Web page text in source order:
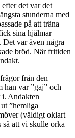
det var det
stunderna med
på att träna
sina hjälmar
Det var även några
bröd. När fritiden
från den
han var ”gaj” och
i. Andakten
”hemliga
(väldigt oklart
så att vi skulle orka